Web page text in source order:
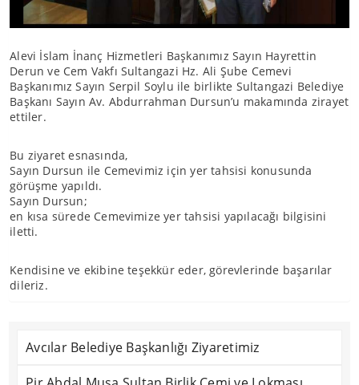
Alevi İslam İnanç Hizmetleri Başkanımız Sayın Hayrettin
Derun ve Cem Vakfı Sultangazi Hz. Ali Şube Cemevi
Başkanımız Sayın Serpil Soylu ile birlikte Sultangazi Belediye
Başkanı Sayın Av. Abdurrahman Dursun’u makamında zirayet
ettiler.
Bu ziyaret esnasında,
Sayın Dursun ile Cemevimiz için yer tahsisi konusunda
görüşme yapıldı.
Sayın Dursun;
en kısa sürede Cemevimize yer tahsisi yapılacağı bilgisini
iletti.
Kendisine ve ekibine teşekkür eder, görevlerinde başarılar
dileriz.
Avcılar Belediye Başkanlığı Ziyaretimiz